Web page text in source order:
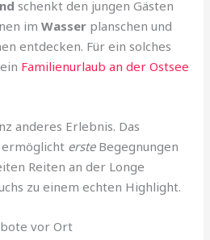
schenkt den jungen Gästen
imWasser planschen und
entdecken. Für ein solches
Familienurlaub an der Ostsee
anderes Erlebnis. Das
ersteBegegnungen
Reiten an der Longe
zu einem echten Highlight.
vor Ort